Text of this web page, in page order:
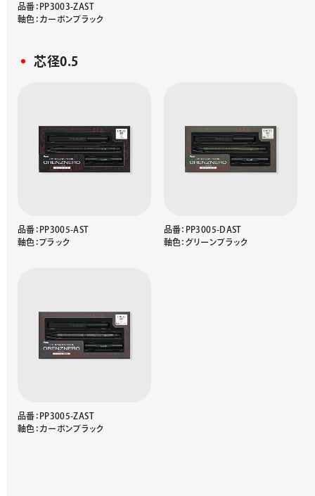
品番：PP3003-ZAST
軸色：カーボンブラック
芯径0.5
品番：PP3005-AST
軸色：ブラック
品番：PP3005-DAST
軸色：グリーンブラック
品番：PP3005-ZAST
軸色：カーボンブラック